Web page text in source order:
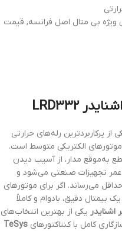
بی متال اصل فرانسه, قیمت
از پرکاربردترین رله‌های حرارتی
الکتریکی متوسط است.
به‌موقع مدار، از آسیب دیدن
عمر تجهیزات صنعتی می‌شود و
می‌رساند. اگر برای موتورهای
بیمتال دقیق، بادوام و کاملاً
یکی از بهترین انتخاب‌های
کامل با کنتاکتورهای TeSys